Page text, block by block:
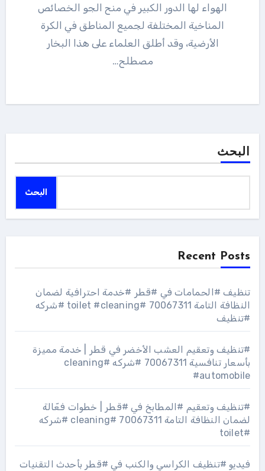
الهواء لها الدور الكبير في منح الجو الخصائص
المناخية المختلفة لجميع المناطق في الكرة
الأرضية، وقد أطلق العلماء على هذا البخار
مصطلح…
البحث
البحث
Recent Posts
تنظيف #الحمامات في #قطر #خدمة احترافية لضمان
النظافة التامة 70067311 #toilet #cleaning #شركه
#تنظيف
#تنظيف وتعقيم العشب الأخضر في قطر | خدمة مميزة
بأسعار تنافسية 70067311 #شركه #cleaning
#automobile
#تنظيف وتعقيم #المطابخ في #قطر | خطوات فعّالة
لضمان النظافة التامة 70067311 #cleaning #شركه
#toilet
فيديو #تنظيف الكراسي والكنب في #قطر بأحدث التقنيات